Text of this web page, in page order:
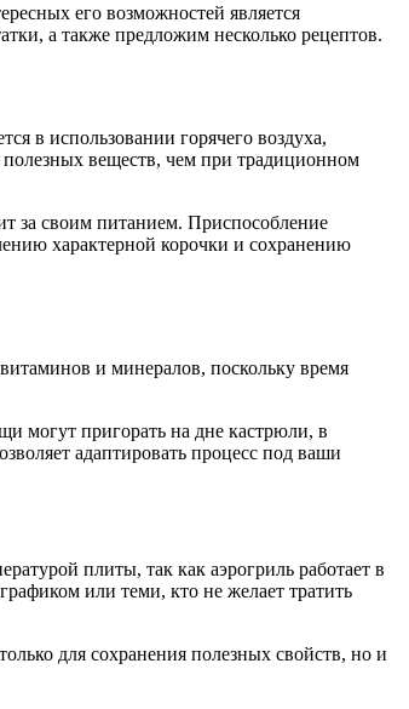
его возможностей является
а также предложим несколько рецептов.
в использовании горячего воздуха,
полезных веществ, чем при традиционном
за своим питанием. Приспособление
характерной корочки и сохранению
и минералов, поскольку время
могут пригорать на дне кастрюли, в
адаптировать процесс под ваши
плиты, так как аэрогриль работает в
или теми, кто не желает тратить
для сохранения полезных свойств, но и